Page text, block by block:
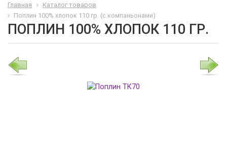
Главная
Каталог товаров
Поплин 100% хлопок 110 гр. (с компаньонами)
ПОПЛИН 100% ХЛОПОК 110 ГР.